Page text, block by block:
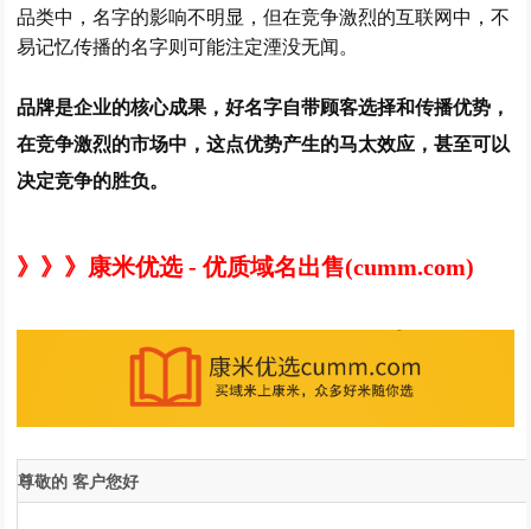
品类中，名字的影响不明显，但在竞争激烈的互联网中，不
易记忆传播的名字则可能注定湮没无闻。
品牌是企业的核心成果，好名字自带顾客选择和传播优势，
在竞争激烈的市场中，这点优势产生的马太效应，甚至可以
决定竞争的胜负。
》》》康米优选 - 优质域名出售(cumm.com)
尊敬的 客户您好